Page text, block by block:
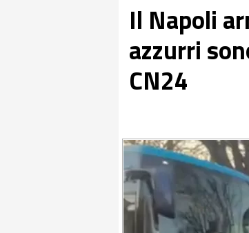
Il Napoli
azzurri
CN24